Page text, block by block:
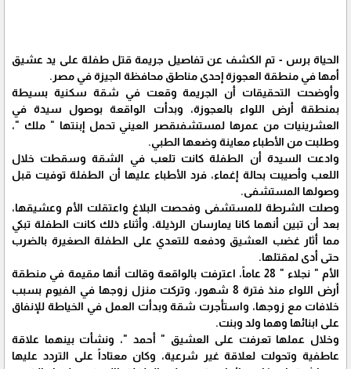
الحياة برس - تم الكشف عن تفاصيل جريمة قتل طفلة على يد عشيق
أمها في منطقة العجوزة إحدى مناطق محافظة الجيزة في مصر.
وأوضحت التحقيقات أن الجريمة وقعت في شقة سكنية بسيطة
بمنطقة أرض اللواء بالعجوزة، وبدأت الواقعة بوصول سيدة في
العشرينيات من عمرها لمستشفىقصر العيني تحمل إبنتها " ملك "،
وطلبت من الأطباء معاينة وضعها الطبي.
وادعت السيدة أن الطفلة كانت تلعب في الشقة وسقطت خلال
اللعب وأصيبت بحالة إغماء، فرد الأطباء عليها أن الطفلة توفيت قبل
وصولها المستشفى.
وصلت الشرطة للمستشفى وفحصت البلاغ واعتقلت الأم وعشيقها،
بعد أن تبين أنهما كانا يمارسان الرذيلة، وأثناء ذلك كانت الطفلة تبكي
مما أثار غضب العشيق ودفعه للتعدي على الطفلة الصغيرة بالضرب
حتى أدى لمقتلها.
الأم " نجلاء " 28 عاماً، اعترفت بالواقعة وقالت أنها مقيمة في منطقة
أرض اللواء منذ فترة 8 شهور، وتركت منزل زوجها في الفيوم بسبب
خلافات مع زوجها، واستأجرت شقة وبدأت العمل في الخياطة للإنفاق
على ابنائها وهما ولد وبنت.
وخلال عملها تعرفت على العشيق " أحمد "، ونشأت بينهما علاقة
عاطفية وتحولت لعلاقة غير شرعية، وكان معتاداً على التردد عليها